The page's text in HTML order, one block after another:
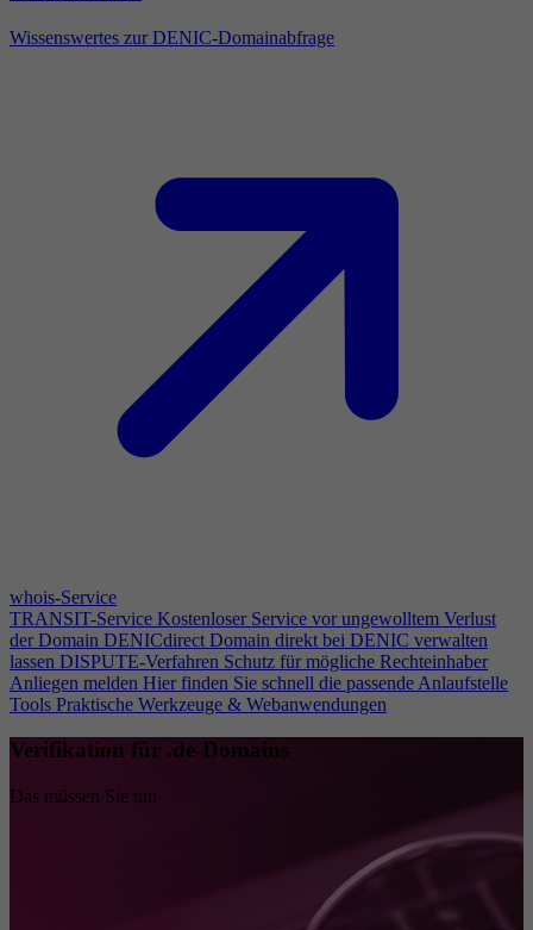
Wissenswertes zur DENIC-Domainabfrage
whois-Service
TRANSIT-Service Kostenloser Service vor ungewolltem Verlust
der Domain DENICdirect Domain direkt bei DENIC verwalten
lassen DISPUTE-Verfahren Schutz für mögliche Rechteinhaber
Anliegen melden Hier finden Sie schnell die passende Anlaufstelle
Tools Praktische Werkzeuge & Webanwendungen
Verifikation für .de-Domains
Das müssen Sie tun